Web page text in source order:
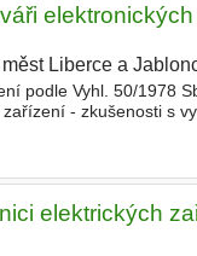
Liberce a
podle Vyhl. 50/1978
- zkušenosti s
elektrických